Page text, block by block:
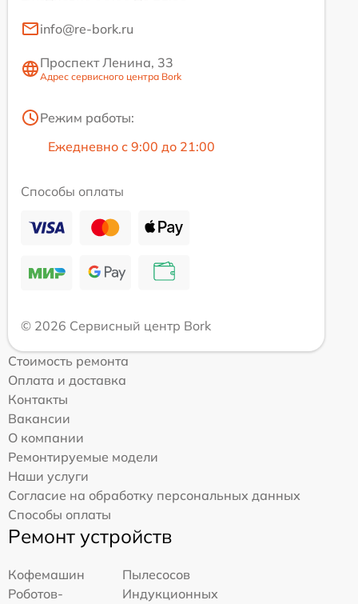
info@re-bork.ru
Проспект Ленина, 33
Адрес сервисного центра Bork
Режим работы:
Ежедневно с 9:00 до 21:00
Способы оплаты
© 2026 Сервисный центр Bork
Стоимость ремонта
Оплата и доставка
Контакты
Вакансии
О компании
Ремонтируемые модели
Наши услуги
Согласие на обработку персональных данных
Способы оплаты
Ремонт устройств
Кофемашин
Пылесосов
Роботов-
Индукционных